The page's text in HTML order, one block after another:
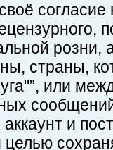
страны,
или
и
целью